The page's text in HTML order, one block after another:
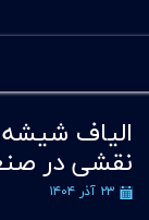
نقشی در
۲۳ آذر ۱۴۰۴